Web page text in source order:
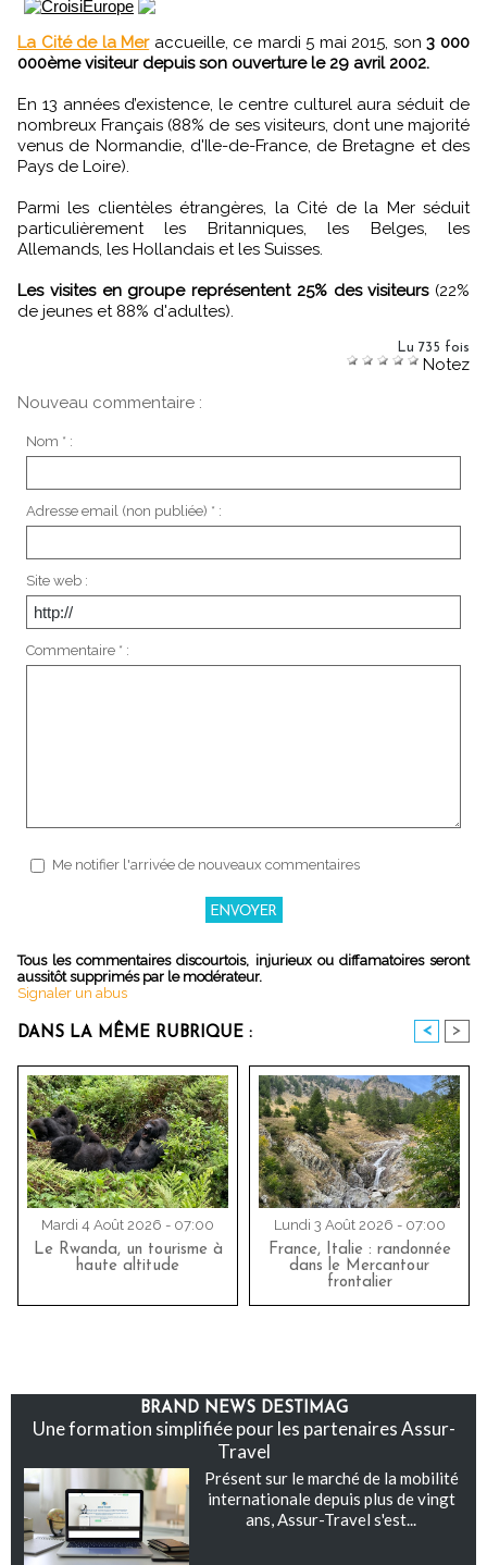
La Cité de la Meraccueille, ce mardi 5 mai 2015, son3 000
000ème visiteur depuis son ouverture le 29 avril 2002.
En 13 années d’existence, le centre culturel aura séduit de
nombreux Français (88% de ses visiteurs, dont une majorité
venus de Normandie, d'Ile-de-France, de Bretagne et des
Pays de Loire).
Parmi les clientèles étrangères, la Cité de la Mer séduit
particulièrement les Britanniques, les Belges, les
Allemands, les Hollandais et les Suisses.
Les visites en groupe représentent 25% des visiteurs(22%
de jeunes et 88% d'adultes).
Lu 735 fois
Notez
Nouveau commentaire :
Nom * :
Adresse email (non publiée) * :
Site web :
Commentaire * :
Me notifier l'arrivée de nouveaux commentaires
Tous les commentaires discourtois, injurieux ou diffamatoires seront
aussitôt supprimés par le modérateur.
Signaler un abus
DANS LA MÊME RUBRIQUE : < >
Mardi 4 Août 2026 - 07:00
Le Rwanda, un tourisme à
haute altitude
Lundi 3 Août 2026 - 07:00
France, Italie : randonnée
dans le Mercantour
frontalier
BRAND NEWS DESTIMAG
Une formation simplifiée pour les partenaires Assur-
Travel
Présent sur le marché de la mobilité
internationale depuis plus de vingt
ans, Assur-Travel s'est...